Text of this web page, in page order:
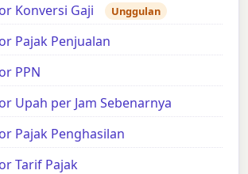
Konversi Gaji
Unggulan
Pajak Penjualan
PPN
Upah per Jam Sebenarnya
Pajak Penghasilan
Tarif Pajak